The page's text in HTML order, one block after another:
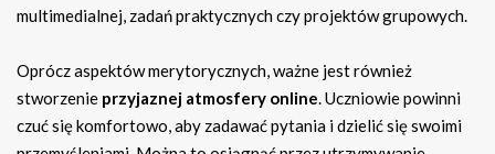
multimedialnej, zadań praktycznych czy projektów grupowych.
Oprócz aspektów merytorycznych, ważne jest również
stworzenie przyjaznej atmosfery online. Uczniowie powinni
czuć się komfortowo, aby zadawać pytania i dzielić się swoimi